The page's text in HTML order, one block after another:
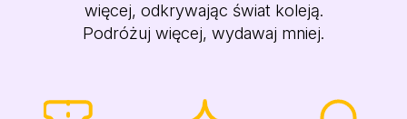
więcej, odkrywając świat koleją.
Podróżuj więcej, wydawaj mniej.